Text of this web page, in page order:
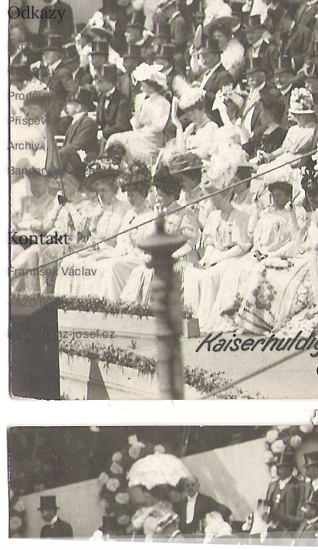
Odkazy
Expozice
O muzeu
Prodej přebytků muzea
Příspěvky
Archiv
Bannery ke stažení
Kontakt
František Václav
+420 603 172 194
info@franz-josef.cz